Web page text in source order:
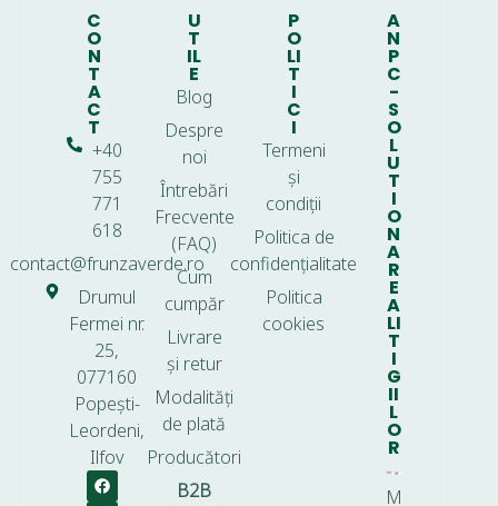
C
O
N
T
A
C
T
+40
755
771
618
contact@frunzaverde.ro
Drumul
Fermei nr.
25,
077160
Popești-
Leordeni,
Ilfov
U
T
IL
E
Blog
Despre
noi
Întrebări
Frecvente
(FAQ)
Cum
cumpăr
Livrare
și retur
Modalități
de plată
Producători
B2B
P
O
LI
T
I
C
I
Termeni
și
condiții
Politica de
confidențialitate
Politica
cookies
A
N
P
C
-
S
O
L
U
T
I
O
N
A
R
E
A
LI
T
I
G
II
L
O
R
M